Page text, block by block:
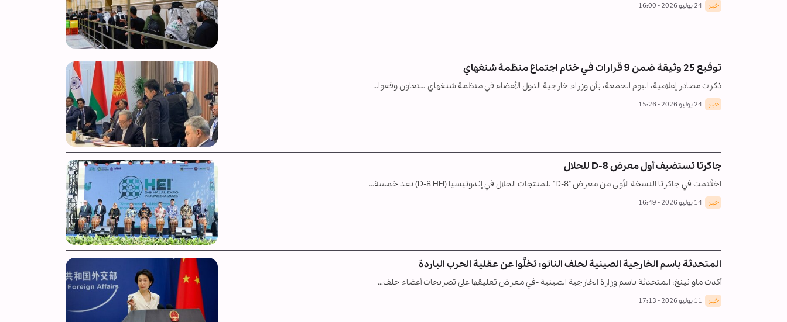
خبر 24 يوليو 2026 - 16:00
توقيع 25 وثيقة ضمن 9 قرارات في ختام اجتماع منظمة شنغهاي
ذكرت مصادر إعلامية، اليوم الجمعة، بأن وزراء خارجية الدول الأعضاء في منظمة شنغهاي للتعاون وقعوا…
خبر 24 يوليو 2026 - 15:26
جاكرتا تستضيف أول معرض D-8 للحلال
اختُتمت في جاكرتا النسخة الأولى من معرض "D-8" للمنتجات الحلال في إندونيسيا (D-8 HEI) بعد خمسة…
خبر 14 يوليو 2026 - 16:49
المتحدثة باسم الخارجية الصينية لحلف الناتو: تخلَّوا عن عقلية الحرب الباردة
أكدت ماو نينغ، المتحدثة باسم وزارة الخارجية الصينية -في معرض تعليقها على تصريحات أعضاء حلف…
خبر 11 يوليو 2026 - 17:13